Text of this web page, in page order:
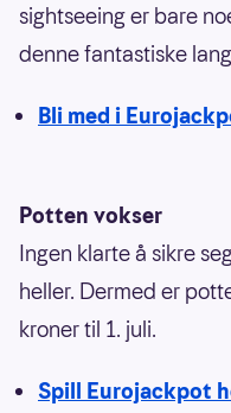
sightseeing er bare
denne fantastiske
Bli med i
Potten vokser
Ingen klarte å sikre
heller. Dermed er
kroner til 1. juli.
Spill Eurojackpot